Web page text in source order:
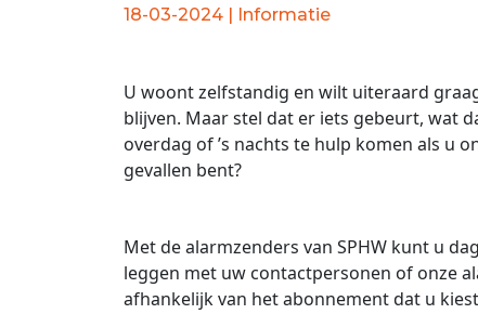
18-03-2024 | Informatie
U woont zelfstandig en wilt uiteraard
blijven. Maar stel dat er iets gebeurt, wat
overdag of ’s nachts te hulp komen als u
gevallen bent?
Met de alarmzenders van SPHW kunt u
leggen met uw contactpersonen of onze
afhankelijk van het abonnement dat u